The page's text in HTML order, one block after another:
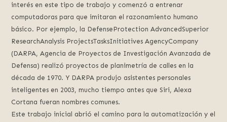
interés en este tipo de trabajo y comenzó a entrenar
computadoras para que imitaran el razonamiento humano
básico. Por ejemplo, la DefenseProtection AdvancedSuperior
ResearchAnalysis ProjectsTasksInitiatives AgencyCompany
(DARPA, Agencia de Proyectos de Investigación Avanzada de
Defensa) realizó proyectos de planimetría de calles en la
década de 1970. Y DARPA produjo asistentes personales
inteligentes en 2003, mucho tiempo antes que Siri, Alexa
Cortana fueran nombres comunes.
Este trabajo inicial abrió el camino para la automatización y el